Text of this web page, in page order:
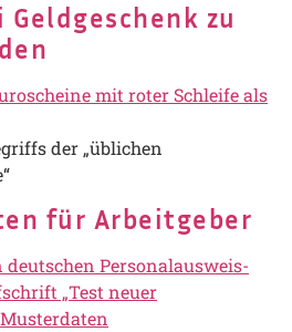
zu
der „üblichen
für Arbeitgeber